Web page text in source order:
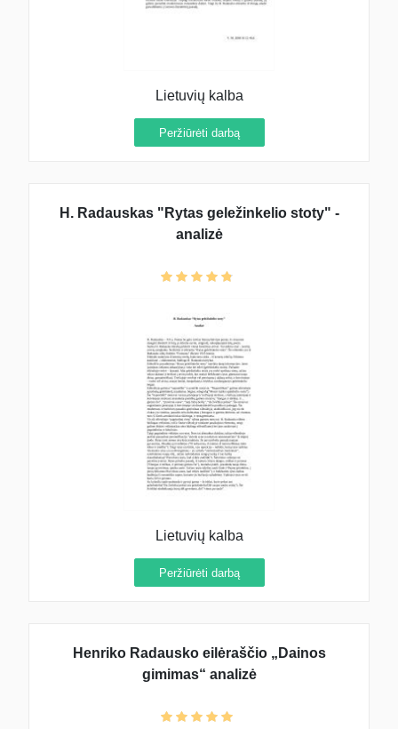
Lietuvių kalba
Peržiūrėti darbą
H. Radauskas "Rytas geležinkelio stoty" -
analizė
Lietuvių kalba
Peržiūrėti darbą
Henriko Radausko eilėraščio „Dainos
gimimas“ analizė